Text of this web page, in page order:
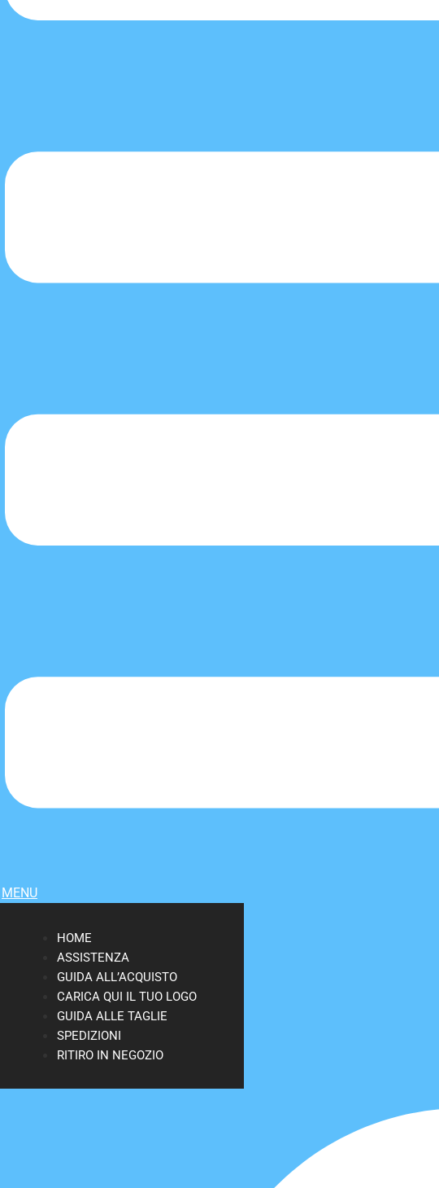
MENU
HOME
ASSISTENZA
GUIDA ALL’ACQUISTO
CARICA QUI IL TUO LOGO
GUIDA ALLE TAGLIE
SPEDIZIONI
RITIRO IN NEGOZIO